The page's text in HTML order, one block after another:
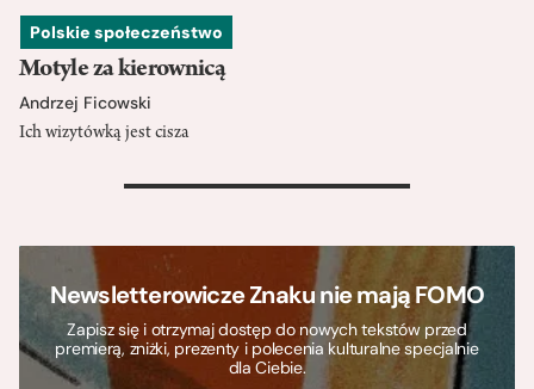
Polskie społeczeństwo
Motyle za kierownicą
Andrzej Ficowski
Ich wizytówką jest cisza
>
Newsletterowicze Znaku nie mają FOMO
Zapisz się i otrzymaj dostęp do nowych tekstów przed
premierą, zniżki, prezenty i polecenia kulturalne specjalnie
dla Ciebie.